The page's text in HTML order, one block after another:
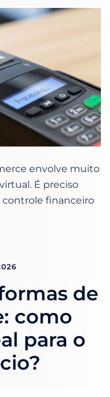
envolve muito
É preciso
controle financeiro
de
como
para o